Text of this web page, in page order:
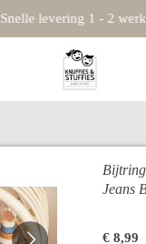
Snelle levering 1 - 2
Jeans
€ 8,99